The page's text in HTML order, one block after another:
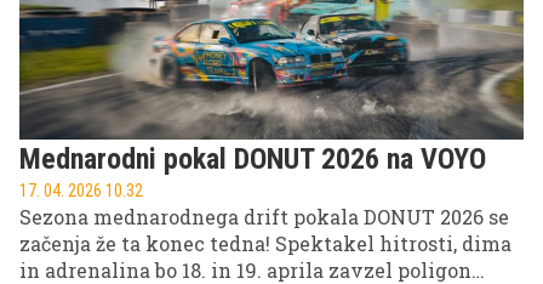
Mednarodni pokal DONUT 2026 na VOYO
17. 04. 2026 10.32
Sezona mednarodnega drift pokala DONUT 2026 se
začenja že ta konec tedna! Spektakel hitrosti, dima
in adrenalina bo 18. in 19. aprila zavzel poligon